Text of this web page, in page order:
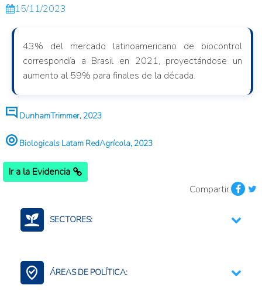
15/11/2023
43% del mercado latinoamericano de biocontrol
correspondía a Brasil en 2021, proyectándose un
aumento al 59% para finales de la década.
DunhamTrimmer, 2023
Biologicals Latam RedAgrícola, 2023
Ir a la Evidencia
Compartir:
SECTORES:
Plaguicidas y otros agroquímicos
ÁREAS DE POLÍTICA: